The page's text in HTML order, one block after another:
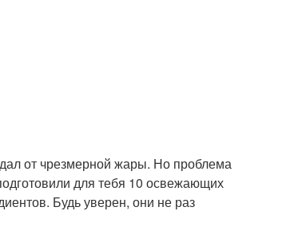
от чрезмерной жары. Но проблема
для тебя 10 освежающих
Будь уверен, они не раз